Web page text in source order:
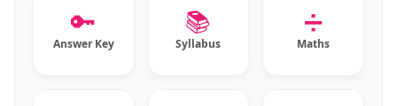
🔑
Answer Key
📚
Syllabus
➗
Maths